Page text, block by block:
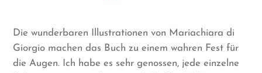
Die wunderbaren Illustrationen von Mariachiara di
Giorgio machen das Buch zu einem wahren Fest für
die Augen. Ich habe es sehr genossen, jede einzelne